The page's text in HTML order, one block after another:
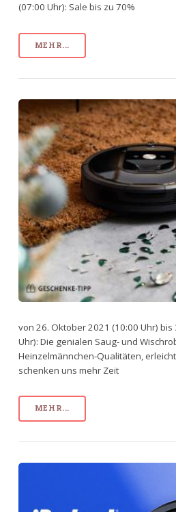
(07:00 Uhr): Sale bis zu 70%
MEHR...
von 26. Oktober 2021 (10:00 Uhr)
Uhr): Die genialen Saug- und
Heinzelmännchen-Qualitäten,
schenken uns mehr Zeit
MEHR...